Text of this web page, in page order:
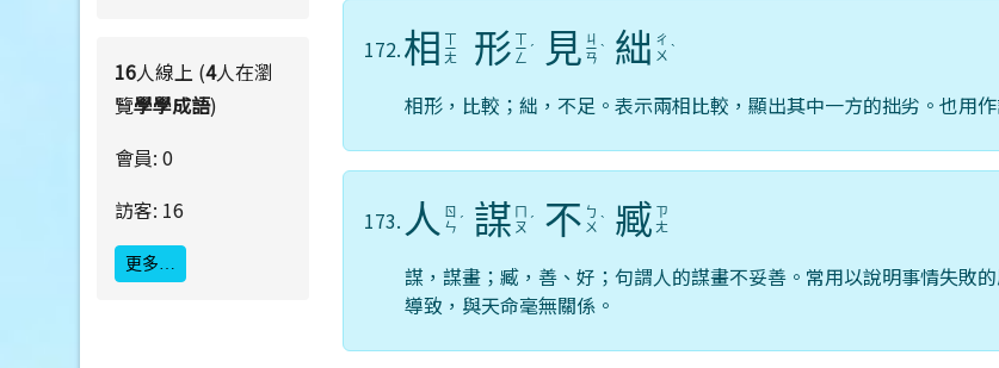
172.相 ㄒ
ㄧ
ㄤ 形 ㄒ
ㄧ
ㄥ
ˊ 見 ㄐ
ㄧ
ㄢ
ˋ 絀 ㄔ
ㄨ ˋ
相形，比較；絀，不足。表示兩相比較，顯出其中一方的拙劣。也用作
173. 人 ㄖ
ㄣ ˊ 謀 ㄇ
ㄡ ˊ 不 ㄅ
ㄨ ˋ 臧 ㄗ
ㄤ
謀，謀畫；臧，善、好；句謂人的謀畫不妥善。常用以說明事情失敗
導致，與天命毫無關係。
16人線上 (4人在瀏
覽學學成語)
會員: 0
訪客: 16
更多…